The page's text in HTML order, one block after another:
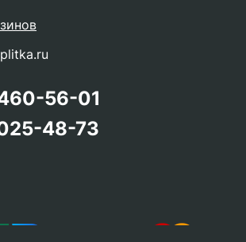
56-01
48-73